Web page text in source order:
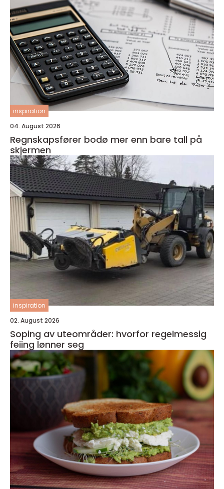
inspiration
04. August 2026
Regnskapsfører bodø mer enn bare tall på
skjermen
inspiration
02. August 2026
Soping av uteområder: hvorfor regelmessig
feiing lønner seg